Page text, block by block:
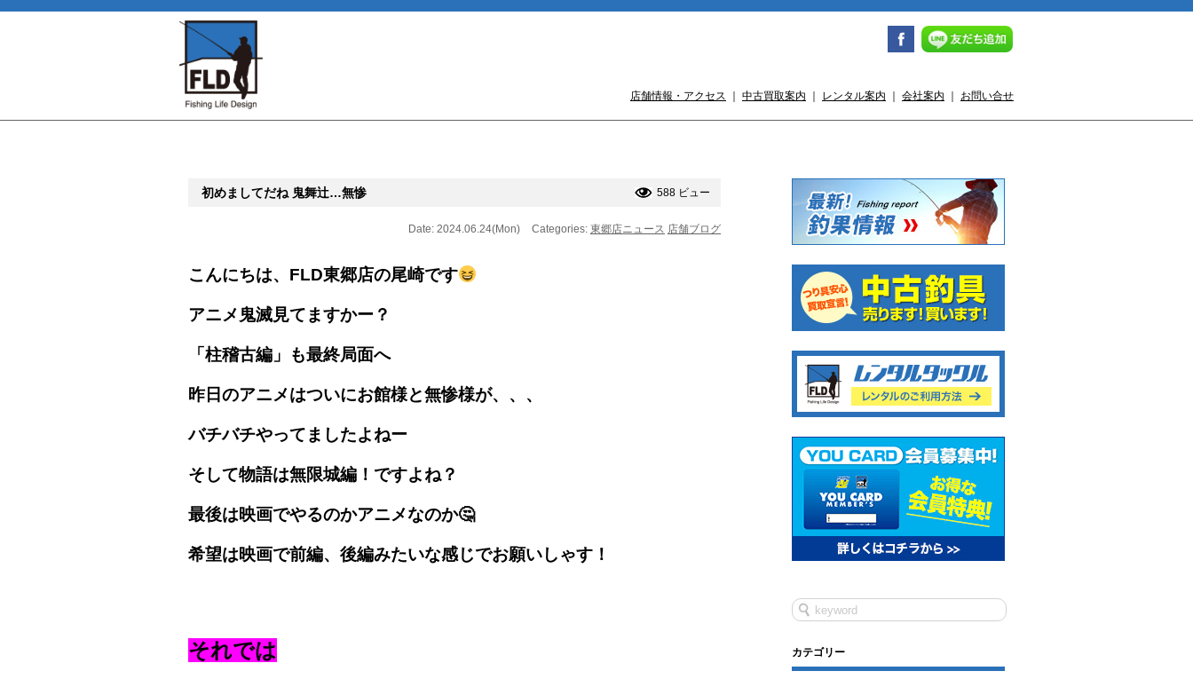
店舗情報・アクセス 中古買取案内 レンタル案内 会社案内 お問い合せ
初めましてだね 鬼舞辻…無惨 588 ビュー
Date: 2024.06.24(Mon) Categories: 東郷店ニュース 店舗ブログ
こんにちは、FLD東郷店の尾崎です
アニメ鬼滅見てますかー？
「柱稽古編」も最終局面へ
昨日のアニメはついにお館様と無惨様が、、、
バチバチやってましたよねー
そして物語は無限城編！ですよね？
最後は映画でやるのかアニメなのか🤔
希望は映画で前編、後編みたいな感じでお願いしゃす！
それでは
カテゴリー